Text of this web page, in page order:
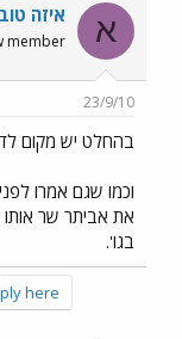
א איזה
member
23/9/10
בהחלט יש מקום
וכמו שגם אמרו
את אביתר שר
בגו'.
here.